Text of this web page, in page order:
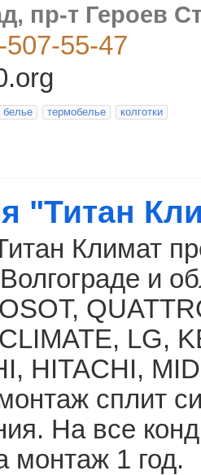
пр-т Героев
507-55-47
белье термобелье колготки
"Титан
Климат
и
LG,
HITACHI,
сплит
На все
монтаж 1 год.